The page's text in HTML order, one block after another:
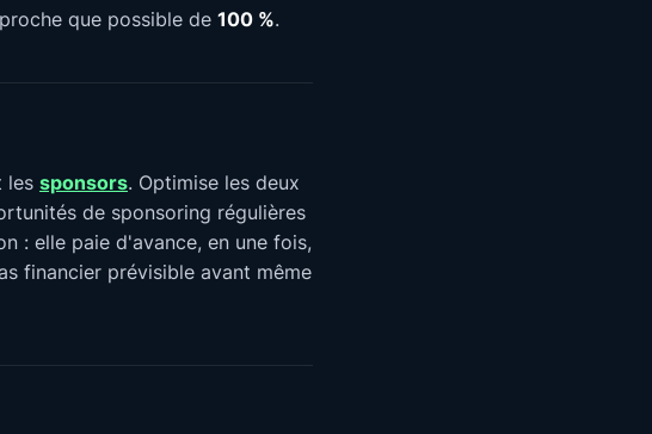
que possible de 100 %.
les sponsors. Optimise les deux
de sponsoring régulières
: elle paie d'avance, en une fois,
financier prévisible avant même